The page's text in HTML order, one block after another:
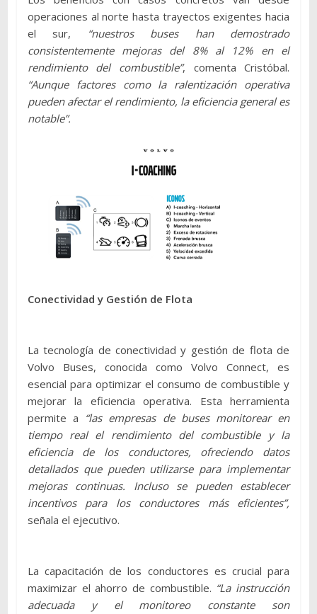
operaciones al norte hasta trayectos exigentes hacia
el sur,
“nuestros buses han demostrado
consistentemente mejoras del 8% al 12% en el
rendimiento del combustible”, comenta Cristóbal.
“Aunque factores como la ralentización operativa
pueden afectar el rendimiento, la eficiencia general es
notable”.
Conectividad y Gestión de Flota
La tecnología de conectividad y gestión de flota de
Volvo Buses, conocida como Volvo Connect, es
esencial para optimizar el consumo de combustible y
mejorar la eficiencia operativa. Esta herramienta
permite a “las empresas de buses monitorear en
tiempo real el rendimiento del combustible y la
eficiencia de los conductores, ofreciendo datos
detallados que pueden utilizarse para implementar
mejoras continuas. Incluso se pueden establecer
incentivos para los conductores más eficientes”,
señala el ejecutivo.
La capacitación de los conductores es crucial para
maximizar el ahorro de combustible. “La instrucción
adecuada y el monitoreo constante son